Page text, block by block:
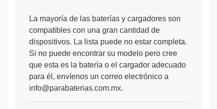
La mayoría de las baterías y cargadores son
compatibles con una gran cantidad de
dispositivos. La lista puede no estar completa.
Si no puede encontrar su modelo pero cree
que esta es la batería o el cargador adecuado
para él, envíenos un correo electrónico a
info@parabaterias.com.mx.